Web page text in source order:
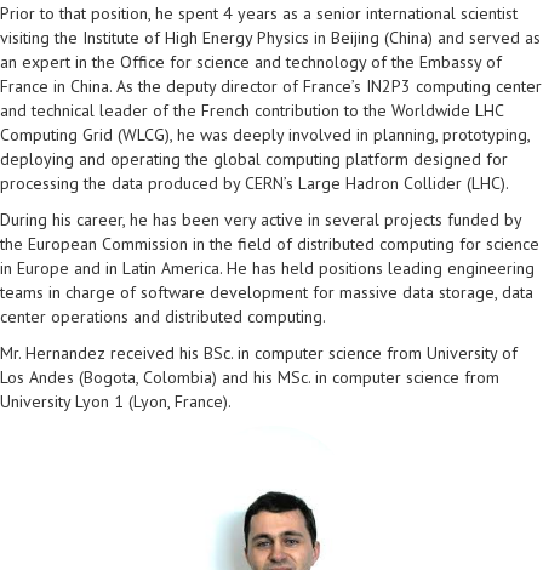
Prior to that position, he spent 4 years as a senior international scientist
visiting the Institute of High Energy Physics in Beijing (China) and served as
an expert in the Office for science and technology of the Embassy of
France in China. As the deputy director of France’s IN2P3 computing center
and technical leader of the French contribution to the Worldwide LHC
Computing Grid (WLCG), he was deeply involved in planning, prototyping,
deploying and operating the global computing platform designed for
processing the data produced by CERN’s Large Hadron Collider (LHC).
During his career, he has been very active in several projects funded by
the European Commission in the field of distributed computing for science
in Europe and in Latin America. He has held positions leading engineering
teams in charge of software development for massive data storage, data
center operations and distributed computing.
Mr. Hernandez received his BSc. in computer science from University of
Los Andes (Bogota, Colombia) and his MSc. in computer science from
University Lyon 1 (Lyon, France).